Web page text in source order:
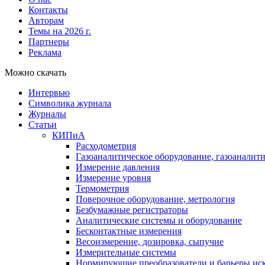
Контакты
Авторам
Темы на 2026 г.
Партнеры
Реклама
Можно скачать
Интервью
Символика журнала
Журналы
Статьи
КИПиА
Расходометрия
Газоаналитическое оборудование,
Измерение давления
Измерение уровня
Термометрия
Поверочное оборудование, метрология
Безбумажные регистраторы
Аналитические системы и оборудование
Бесконтактные измерения
Весоизмерение, дозировка, сыпучие
Измерительные системы